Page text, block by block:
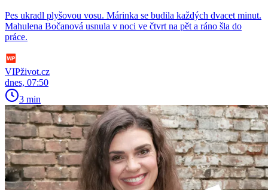
Pes ukradl plyšovou vosu. Márinka se budila každých dvacet minut.
Mahulena Bočanová usnula v noci ve čtvrt na pět a ráno šla do
práce.
VIPživot.cz
dnes, 07:50
3 min